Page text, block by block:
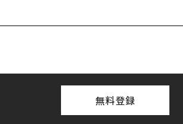
無料登録